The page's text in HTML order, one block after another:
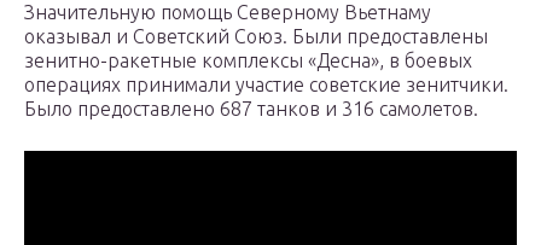
Значительную помощь Северному Вьетнаму
оказывал и Советский Союз. Были предоставлены
зенитно-ракетные комплексы «Десна», в боевых
операциях принимали участие советские зенитчики.
Было предоставлено 687 танков и 316 самолетов.